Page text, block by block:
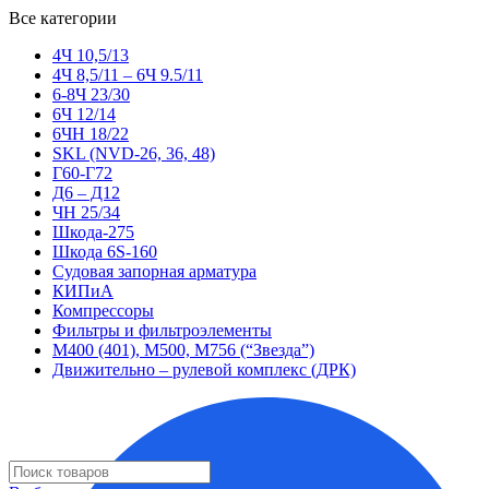
Все категории
4Ч 10,5/13
4Ч 8,5/11 – 6Ч 9.5/11
6-8Ч 23/30
6Ч 12/14
6ЧН 18/22
SKL (NVD-26, 36, 48)
Г60-Г72
Д6 – Д12
ЧН 25/34
Шкода-275
Шкода 6S-160
Судовая запорная арматура
КИПиА
Компрессоры
Фильтры и фильтроэлементы
М400 (401), М500, М756 (“Звезда”)
Движительно – рулевой комплекс (ДРК)